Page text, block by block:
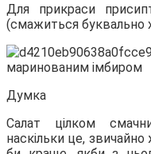
Для прикраси
(смажиться буквально
Думка
Салат цілком
наскільки це,